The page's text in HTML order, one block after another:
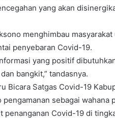
yang akan
menghimbau
penyebaran Covid-19.
yang positif
bangkit,” tandasnya.
Bicara Satgas Covid-19
pengamanan sebagai
penanganan Covid-19 di